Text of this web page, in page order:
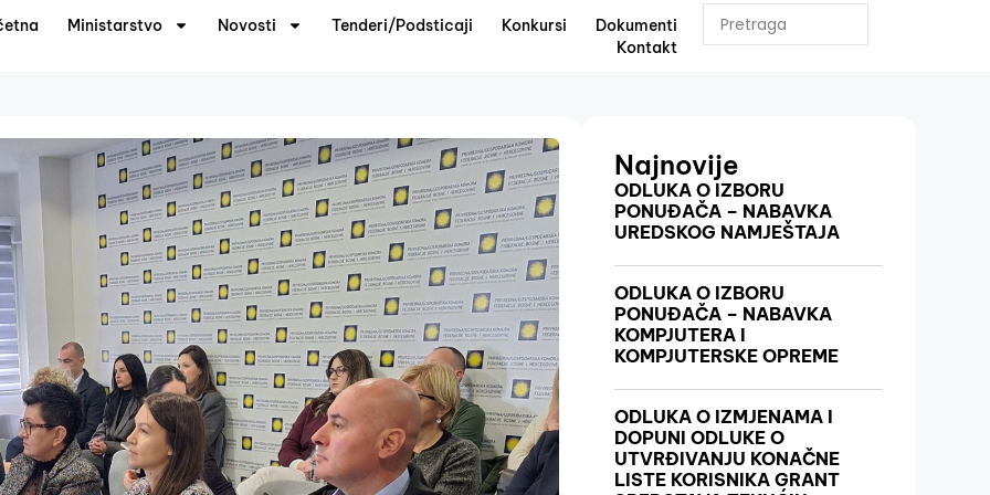
Ministarstvo Novosti Tenderi/Podsticaji Konkursi
Dokumenti
Kontakt
Najnovije
ODLUKA O IZBORU
PONUĐAČA – NABAVKA
UREDSKOG NAMJEŠTAJA
ODLUKA O IZBORU
PONUĐAČA – NABAVKA
KOMPJUTERA I
KOMPJUTERSKE OPREME
ODLUKA O IZMJENAMA I
DOPUNI ODLUKE O
UTVRĐIVANJU KONAČNE
LISTE KORISNIKA GRANT